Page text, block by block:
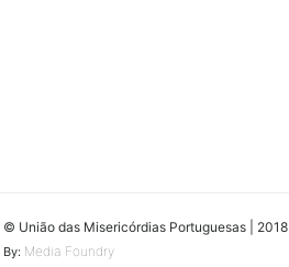
© União das Misericórdias Portuguesas | 2018
By: Media Foundry